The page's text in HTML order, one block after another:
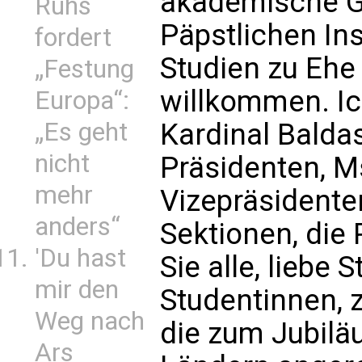
Ruhs
fordert
„Festung
Europa“:
„Es geht
nicht
mehr
anders“
'Du hast
mir den
Weg nach
Ars
Päpstlichen
Studien zu
willkommen.
Kardinal
Präsidenten,
Sektionen, die
Sie alle, liebe
Studentinnen,
die zum